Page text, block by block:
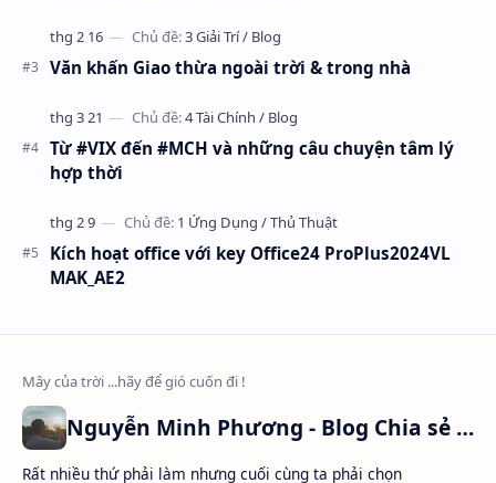
Văn khấn Giao thừa ngoài trời & trong nhà
Từ #VIX đến #MCH và những câu chuyện tâm lý
hợp thời
Kích hoạt office với key Office24 ProPlus2024VL
MAK_AE2
Nguyễn Minh Phương - Blog Chia sẻ Kiến thức Chứng khoán & Tài liệu Toán học
Rất nhiều thứ phải làm nhưng cuối cùng ta phải chọn